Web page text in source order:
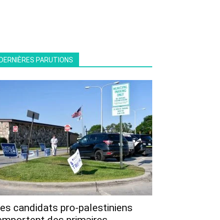
PARUTIONS
candidats pro-palestiniens